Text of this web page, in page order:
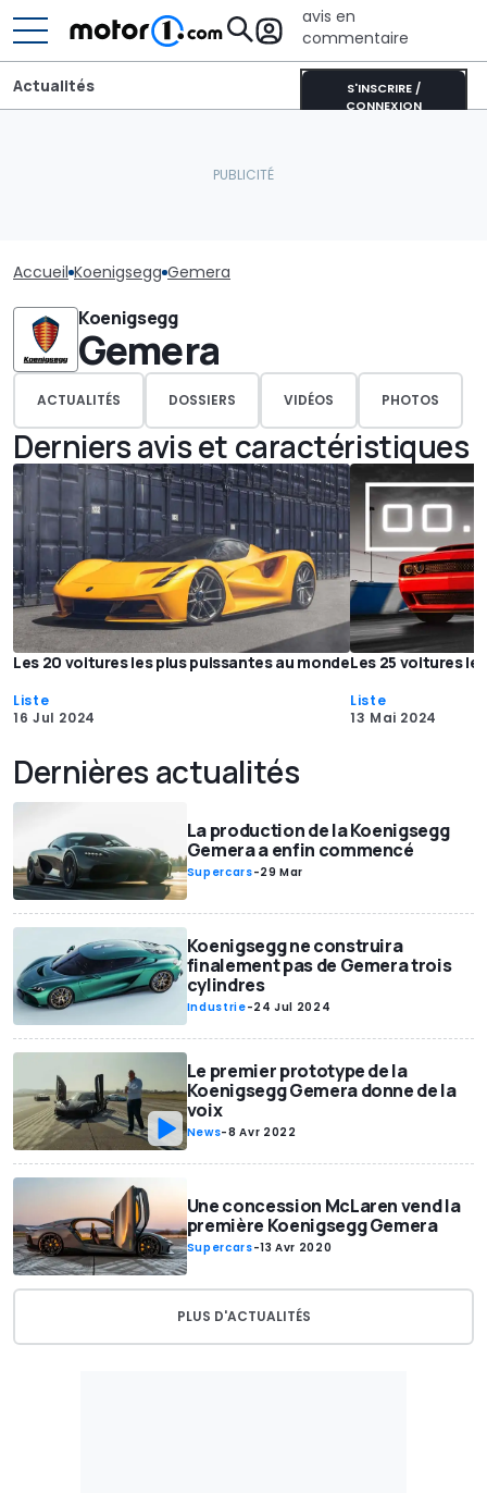
avis en
commentaire
S'INSCRIRE /
CONNEXION
Actualités
Accueil Koenigsegg Gemera
Koenigsegg
Gemera
ACTUALITÉS DOSSIERS VIDÉOS PHOTOS
Derniers avis et caractéristiques
Les 20 voitures les plus puissantes au monde
Liste
16 Jul 2024
Les 25 voitures
Liste
13 Mai 2024
Dernières actualités
La production de la Koenigsegg
Gemera a enfin commencé
Supercars-29 Mar
Koenigsegg ne construira
finalement pas de Gemera trois
cylindres
Industrie-24 Jul 2024
Le premier prototype de la
Koenigsegg Gemera donne de la
voix
News-8 Avr 2022
Une concession McLaren vend la
première Koenigsegg Gemera
Supercars-13 Avr 2020
PLUS D'ACTUALITÉS